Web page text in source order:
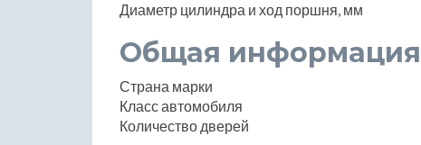
Диаметр цилиндра и ход поршня, мм
Общая информация
Страна марки
Класс автомобиля
Количество дверей